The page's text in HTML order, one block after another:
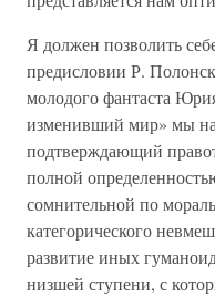
Я должен позволить
предисловии Р.
молодого фантаста
изменивший мир» мы
подтверждающий
полной
сомнительной по
категорического
развитие иных
низшей ступени, с